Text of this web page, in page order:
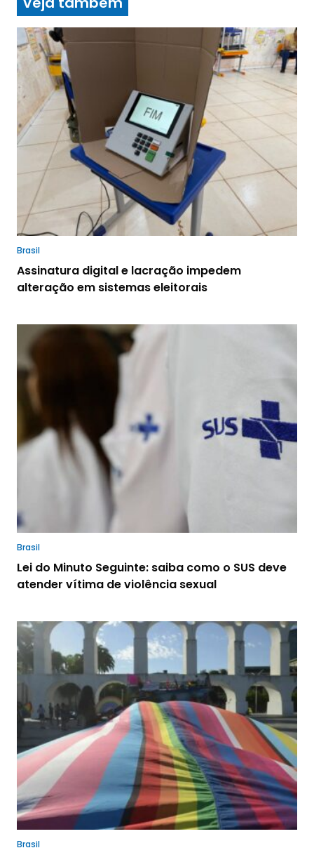
Brasil
Assinatura digital e lacração impedem
alteração em sistemas eleitorais
Brasil
Lei do Minuto Seguinte: saiba como o SUS deve
atender vítima de violência sexual
Brasil